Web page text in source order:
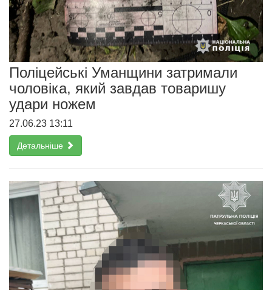
Поліцейські Уманщини затримали
чоловіка, який завдав товаришу
удари ножем
27.06.23 13:11
Детальніше